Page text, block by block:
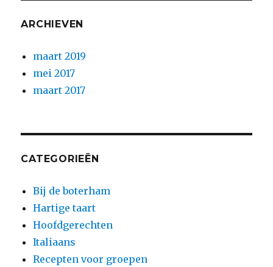
ARCHIEVEN
maart 2019
mei 2017
maart 2017
CATEGORIEËN
Bij de boterham
Hartige taart
Hoofdgerechten
Italiaans
Recepten voor groepen